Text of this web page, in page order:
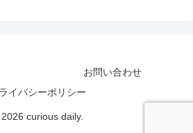
お問い合わせ
イバシーポリシー
curious daily.